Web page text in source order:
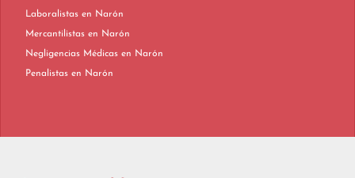
Laboralistas en Narón
Mercantilistas en Narón
Negligencias Médicas en Narón
Penalistas en Narón